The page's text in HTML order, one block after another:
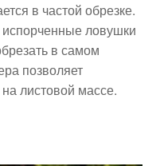
в частой обрезке.
ловушки
в самом
позволяет
листовой массе.